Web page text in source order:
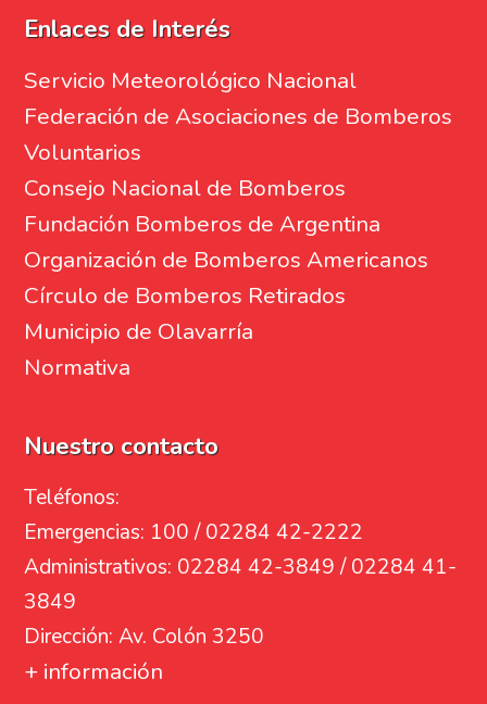
Enlaces de Interés
Servicio Meteorológico Nacional
Federación de Asociaciones de Bomberos
Voluntarios
Consejo Nacional de Bomberos
Fundación Bomberos de Argentina
Organización de Bomberos Americanos
Círculo de Bomberos Retirados
Municipio de Olavarría
Normativa
Nuestro contacto
Teléfonos:
Emergencias: 100 / 02284 42-2222
Administrativos: 02284 42-3849 / 02284 41-
3849
Dirección: Av. Colón 3250
+ información